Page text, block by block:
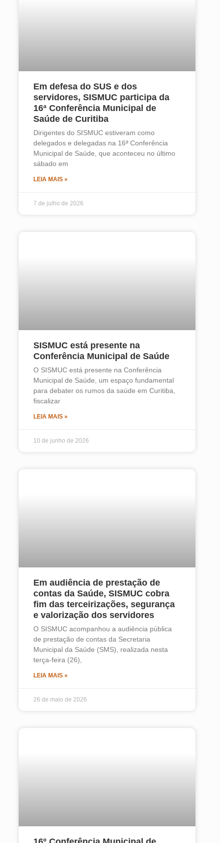
Em defesa do SUS e dos
servidores, SISMUC participa da
16ª Conferência Municipal de
Saúde de Curitiba
Dirigentes do SISMUC estiveram como
delegados e delegadas na 16ª Conferência
Municipal de Saúde, que aconteceu no último
sábado em
LEIA MAIS »
7 de julho de 2026
SISMUC está presente na
Conferência Municipal de Saúde
O SISMUC está presente na Conferência
Municipal de Saúde, um espaço fundamental
para debater os rumos da saúde em Curitiba,
fiscalizar
LEIA MAIS »
10 de junho de 2026
Em audiência de prestação de
contas da Saúde, SISMUC cobra
fim das terceirizações, segurança
e valorização dos servidores
O SISMUC acompanhou a audiência pública
de prestação de contas da Secretaria
Municipal da Saúde (SMS), realizada nesta
terça-feira (26),
LEIA MAIS »
26 de maio de 2026